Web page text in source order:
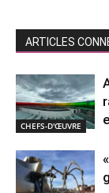
ARTICLES
CHEFS-D'ŒUVRE